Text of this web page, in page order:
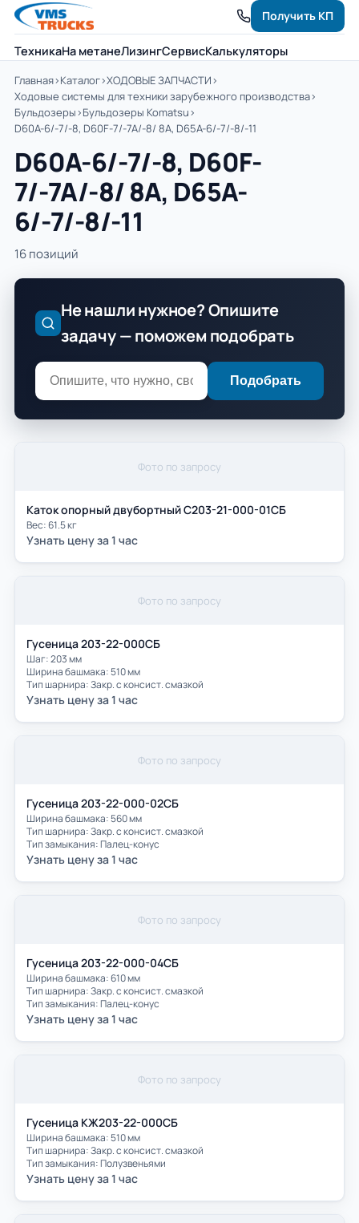
ТехникаНа метанеЛизингСервисКалькуляторы
Получить КП
Главная›Каталог›ХОДОВЫЕ ЗАПЧАСТИ›
Ходовые системы для техники зарубежного производства›
Бульдозеры›Бульдозеры Komatsu›
D60A-6/-7/-8, D60F-7/-7A/-8/ 8A, D65A-6/-7/-8/-11
D60A-6/-7/-8, D60F-
7/-7A/-8/ 8A, D65A-
6/-7/-8/-11
16 позиций
Не нашли нужное? Опишите
задачу — поможем подобрать
Подобрать
Фото по запросу
Каток опорный двубортный С203-21-000-01СБ
Вес: 61.5 кг
Узнать цену за 1 час
Фото по запросу
Гусеница 203-22-000СБ
Шаг: 203 мм
Ширина башмака: 510 мм
Тип шарнира: Закр. с консист. смазкой
Узнать цену за 1 час
Фото по запросу
Гусеница 203-22-000-02СБ
Ширина башмака: 560 мм
Тип шарнира: Закр. с консист. смазкой
Тип замыкания: Палец-конус
Узнать цену за 1 час
Фото по запросу
Гусеница 203-22-000-04СБ
Ширина башмака: 610 мм
Тип шарнира: Закр. с консист. смазкой
Тип замыкания: Палец-конус
Узнать цену за 1 час
Фото по запросу
Гусеница КЖ203-22-000СБ
Ширина башмака: 510 мм
Тип шарнира: Закр. с консист. смазкой
Тип замыкания: Полузвеньями
Узнать цену за 1 час